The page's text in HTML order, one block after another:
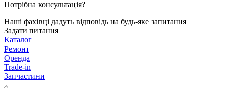
Потрібна консультація?
Наші фахівці дадуть відповідь на будь-яке запитання
Задати питання
Каталог
Ремонт
Оренда
Trade-in
Запчастини